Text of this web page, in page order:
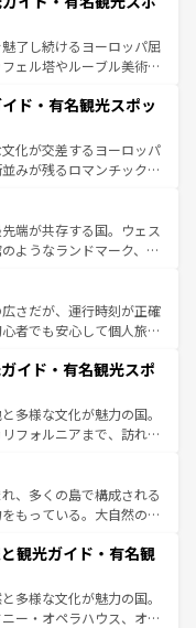
が生活の一部となってい
雰囲気や、バルセロナの
は古代ローマ遺跡や中世
異なるスペインはその個
了し続けるヨーロッパ屈
ェル塔やルーブル美術館
華麗な宮殿、歴史的な大
な自然が、訪れる者を心
美食の国としても知ら
文化遺産にも登録されて
な楽しみ方が可能だ。さ
溢れており、どの街角に
る。パリ以外の個性あふ
ド・有名観光スポッ
化が交差するヨーロッパ
みが残るロマンチック街
も飽きることがない。ベ
州のアルプスの絶景、そ
った風景は必見。ビール
。 なお、新着の
参照してほしい。
端が共存する国。ウェス
ようなランドマーク、歴
た、優雅なアフタヌーン
い英国パブ、サッカー観
験も豊富。イギリスを旅
さだが、運行時刻が正確
者でも安心して個人旅行
スならではのユニークな
でなく町歩きも満喫する
ため物価も高いが、旅行
もあり、うまく活用すれ
イド・有名観光スポ
多様な文化が魅力の国。
フォルニアまで、訪れる
ッピング、エンターテイ
ットだ。一方、アメリカ
ドキャニオンやイエロー
と美食が融合した独特の
各地域で異なる魅力を楽
歴史を感じることができ
や列車の旅も、アメリカ
、多くの島で構成される
もっている。大自然の神
の観光地といえばオアフ
マウイ島やカウアイ島が
輝く海をはじめ、豊かな
ロハスピリット」と呼ば
観光ガイド・有名観
多様な文化が魅力の国。
ー・オペラハウス、オー